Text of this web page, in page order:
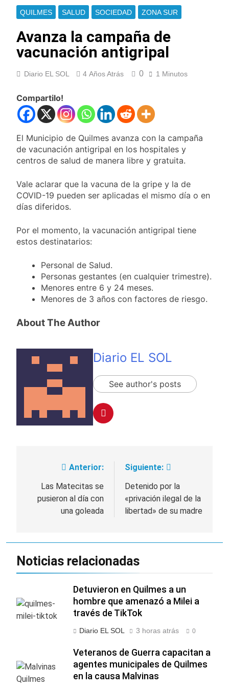
Colo Colo y promete
dar pelea por el arco
Los bonos y ADR
argentinos cerraron
en baja y el riesgo
país volvió a subir
9 Horas Atrás
Argentina respondió
a Brasil tras la rebaja
diplomática y
atribuyó la medida a
Cómo estará el clima
agosto: vuelve el frío
polar al AMBA
Confirmaron la visita
del papa León XIV a la
11 Horas Atrás
Quilmes recibe a
Gimnasia de Jujuy con
la necesidad de volver
11 Horas Atrás
Caso Loan: crecen
las críticas al fiscal
por presuntas
21 Horas Atrás
imputado con graves
22 Horas Atrás
Insaurralde
La morosidad afecta
más a los jóvenes del
AMBA y del interior
23 Horas Atrás
QUILMES SALUD SOCIEDAD ZONA SUR
Avanza la campaña de
vacunación antigripal
Diario EL SOL 4 Años Atrás 0 1 Minutos
Compartilo!
El Municipio de Quilmes avanza con la campaña
de vacunación antigripal en los hospitales y
centros de salud de manera libre y gratuita.
Vale aclarar que la vacuna de la gripe y la de
COVID-19 pueden ser aplicadas el mismo día o en
días diferidos.
Por el momento, la vacunación antigripal tiene
estos destinatarios:
Personal de Salud.
Personas gestantes (en cualquier trimestre).
Menores entre 6 y 24 meses.
Menores de 3 años con factores de riesgo.
About The Author
Diario EL SOL
See author's posts
Navegación
entradas
Anterior:
Las Matecitas se
pusieron al día con
una goleada
Siguiente:
Detenido por la
«privación ilegal de la
libertad» de su madre
Noticias relacionadas
Detuvieron en Quilmes a un
hombre que amenazó a Milei a
través de TikTok
Diario EL SOL 3 horas atrás 0
Veteranos de Guerra capacitan a
agentes municipales de Quilmes
en la causa Malvinas